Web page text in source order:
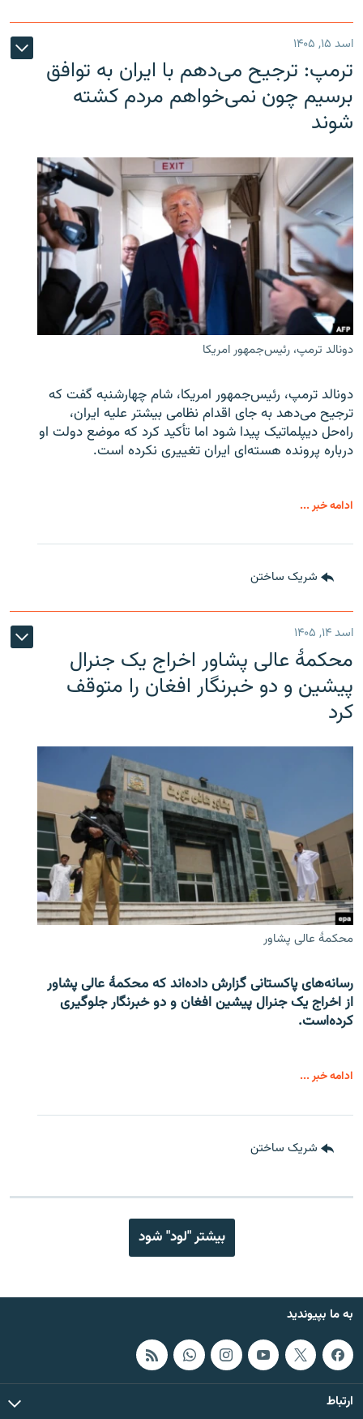
اسد ۱۵, ۱۴۰۵
ترمپ: ترجیح می‌دهم با ایران به توافق
برسیم چون نمی‌خواهم مردم کشته
شوند
دونالد ترمپ، رئیس‌جمهور امریکا
دونالد ترمپ، رئیس‌جمهور امریکا، شام چهارشنبه گفت که
ترجیح می‌دهد به جای اقدام نظامی بیشتر علیه ایران،
راه‌حل دیپلماتیک پیدا شود اما تأکید کرد که موضع دولت او
درباره پرونده هسته‌ای ایران تغییری نکرده است.
ادامه خبر ...
شریک ساختن
اسد ۱۴, ۱۴۰۵
محکمۀ عالی پشاور اخراج یک جنرال
پیشین و دو خبرنگار افغان را متوقف
کرد
محکمۀ عالی پشاور
رسانه‌های پاکستانی گزارش داده‌اند که محکمۀ عالی پشاور
از اخراج یک جنرال پیشین افغان و دو خبرنگار جلوگیری
کرده‌است.
ادامه خبر ...
شریک ساختن
بیشتر "لود" شود
به ما بپیوندید
ارتباط